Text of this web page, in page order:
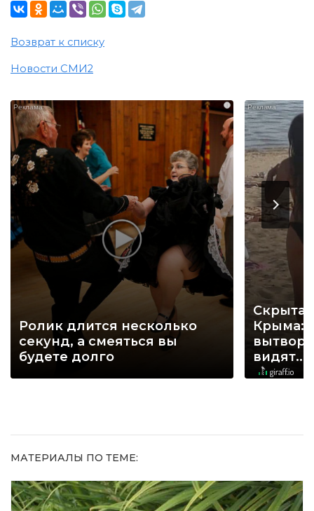
Возврат к списку
Новости СМИ2
i
Ролик длится несколько
секунд, а смеяться вы
будете долго
Крыма:
видят...
МАТЕРИАЛЫ ПО ТЕМЕ: